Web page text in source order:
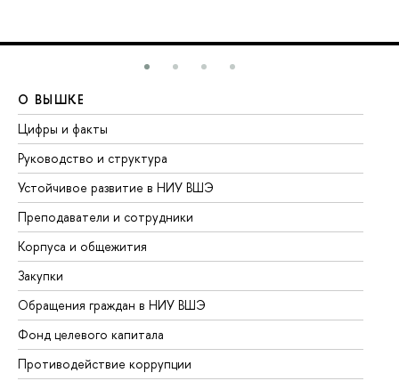
О ВЫШКЕ
Цифры и факты
Руководство и структура
Устойчивое развитие в НИУ ВШЭ
Преподаватели и сотрудники
Корпуса и общежития
Закупки
Обращения граждан в НИУ ВШЭ
Фонд целевого капитала
Противодействие коррупции